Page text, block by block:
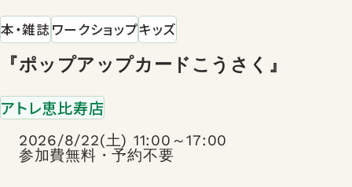
本・雑誌ワークショップキッズ
『ポップアップカードこうさく』
アトレ恵比寿店
2026/8/22(土) 11:00～17:00
参加費無料・予約不要